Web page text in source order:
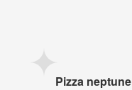
Pizza neptune